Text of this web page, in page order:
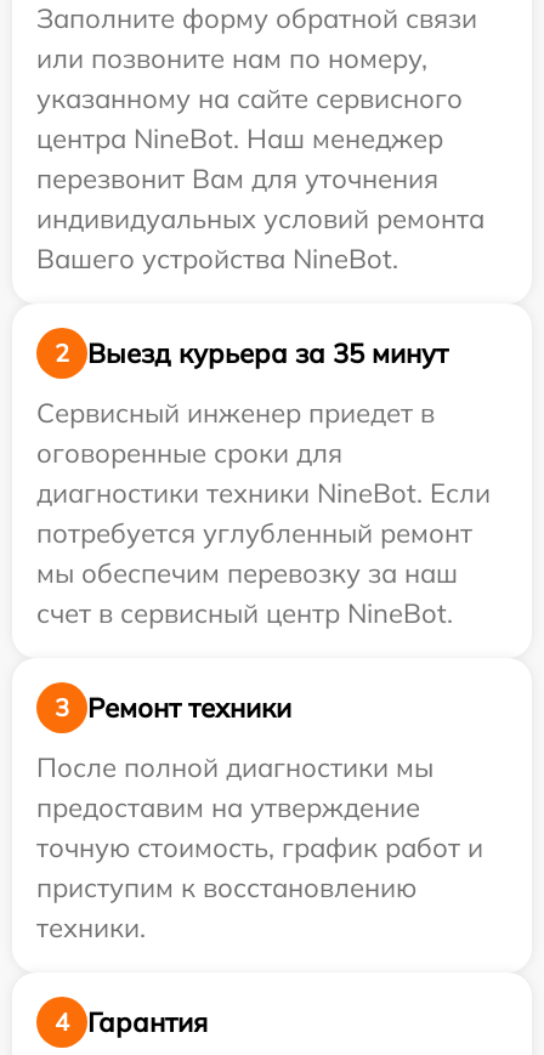
Заполните форму обратной связи
или позвоните нам по номеру,
указанному на сайте сервисного
центра NineBot. Наш менеджер
перезвонит Вам для уточнения
индивидуальных условий ремонта
Вашего устройства NineBot.
2
Выезд курьера за 35 минут
Сервисный инженер приедет в
оговоренные сроки для
диагностики техники NineBot. Если
потребуется углубленный ремонт
мы обеспечим перевозку за наш
счет в сервисный центр NineBot.
3
Ремонт техники
После полной диагностики мы
предоставим на утверждение
точную стоимость, график работ и
приступим к восстановлению
техники.
4 Гарантия